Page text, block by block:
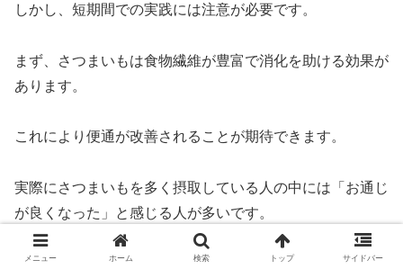
しかし、短期間での実践には注意が必要です。
まず、さつまいもは食物繊維が豊富で消化を助ける効果が
あります。
これにより便通が改善されることが期待できます。
実際にさつまいもを多く摂取している人の中には「お通じ
が良くなった」と感じる人が多いです。
食物繊維は腸内環境を整えるだけでなく満腹感を得やすく
メニュー ホーム 検索 トップ サイドバー